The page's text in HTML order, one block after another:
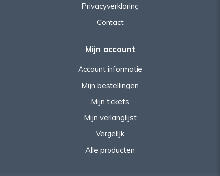
Privacyverklaring
Contact
Mijn account
Account informatie
Mijn bestellingen
Mijn tickets
Mijn verlanglijst
Vergelijk
Alle producten